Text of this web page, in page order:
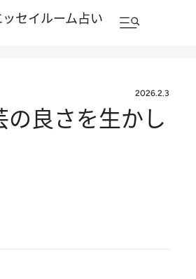
セイルーム占い
2026.2.3
良さを生かし